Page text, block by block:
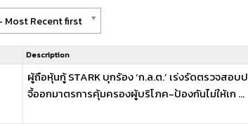
Most Recent first
Description
ผู้ถือหุ้นกู้ STARK บุกร้อง ‘ก.ล.ต.’ เร่งรัดตรวจสอ
จี้ออกมาตรการคุ้มครองผู้บริโภค-ป้องกันไม่ให้เก ...